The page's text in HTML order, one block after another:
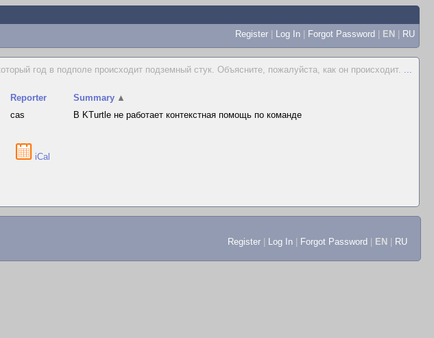
Register | Log In | Forgot Password | EN | RU
год в подполе происходит подземный стук. Объясните, пожалуйста, как он происходит. ...
Reporter Summary ▲
cas В KTurtle не работает контекстная помощь по команде
iCal
Register Log In Forgot Password EN RU